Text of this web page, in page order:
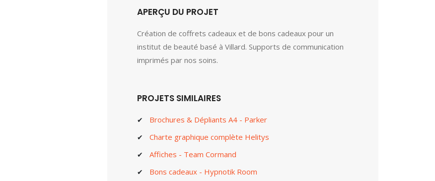
APERÇU DU PROJET
Création de coffrets cadeaux et de bons cadeaux pour un
institut de beauté basé à Villard. Supports de communication
imprimés par nos soins.
PROJETS SIMILAIRES
Brochures & Dépliants A4 - Parker
Charte graphique complète Helitys
Affiches - Team Cormand
Bons cadeaux - Hypnotik Room